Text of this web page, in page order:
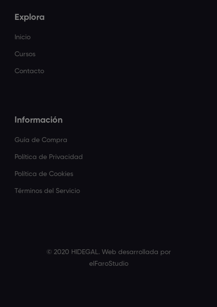
Explora
Inicio
Cursos
Contacto
Información
Guía de Compra
Política de Privacidad
Política de Cookies
Términos del Servicio
© 2020 HIDEGAL. Web desarrollada por
elFaroStudio